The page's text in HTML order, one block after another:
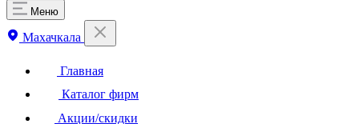
Меню
Махачкала
Главная
Каталог фирм
Акции/скидки